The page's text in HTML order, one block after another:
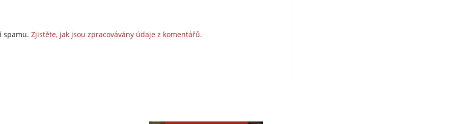
spamu.Zjistěte, jak jsou zpracovávány údaje z komentářů.